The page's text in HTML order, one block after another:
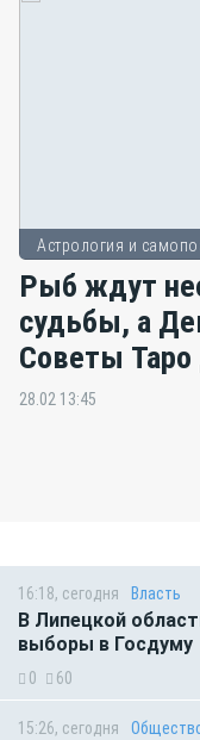
Астрология и
Рыб ждут
судьбы, а
Советы Таро
зодиака
28.02 13:45
16:18, сегодня Власть
В Липецкой
выборы в Госдуму
0 60
15:26, сегодня